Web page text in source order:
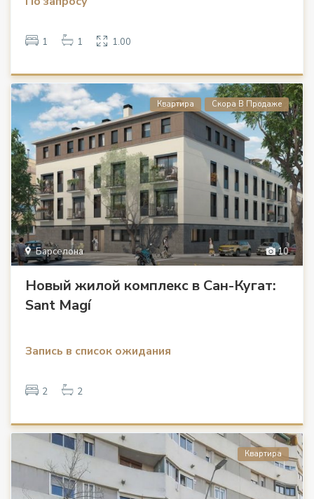
1 1 1.00
10
Барселона
Квартира Скора В Продаже
Новый жилой комплекс в Сан-Кугат:
Sant Magí
Запись в список ожидания
2 2
Квартира